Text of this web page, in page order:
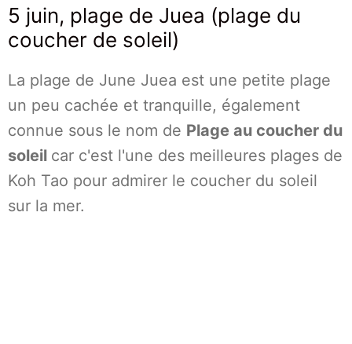
5 juin, plage de Juea (plage du
coucher de soleil)
La plage de June Juea est une petite plage
un peu cachée et tranquille, également
connue sous le nom de Plage au coucher du
soleil car c'est l'une des meilleures plages de
Koh Tao pour admirer le coucher du soleil
sur la mer.